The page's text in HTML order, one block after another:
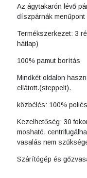
Az ágytakarón lévő
díszpárnák menűpont
Termékszerkezet: 3
hátlap)
100% pamut borítás
Mindkét oldalon
ellátott.(steppelt).
közbélés: 100%
Kezelhetőség: 30
mosható,
vasalás nem
Szárítógép és